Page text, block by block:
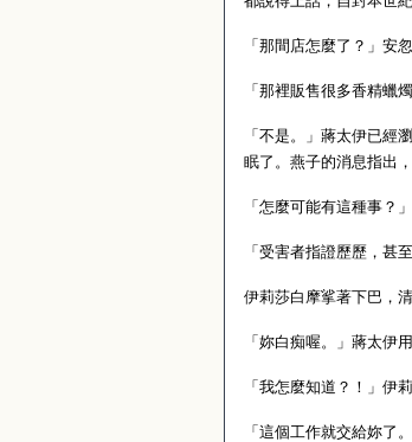
「那間店怎麼了？」安
「那裡販售很多香精蠟
「不是。」蔣太伊已經
眠了。燕子的消息指出
「怎麼可能有這種事？
「受害者指證歷歷，甚
伊莉莎白摩挲著下巴，
「妳白痴喔。」蔣太伊
「我怎麼知道？！」伊
「這個工作就交給妳了